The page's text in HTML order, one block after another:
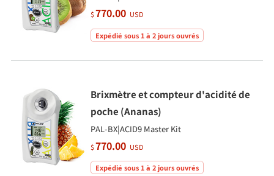
$770.00 USD
Expédié sous 1 à 2 jours ouvrés
Brixmètre et compteur d'acidité de
poche (Ananas)
PAL-BX|ACID9 Master Kit
$770.00 USD
Expédié sous 1 à 2 jours ouvrés